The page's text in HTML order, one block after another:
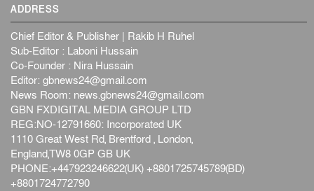
ADDRESS
Chief Editor & Publisher | Rakib H Ruhel
Sub-Editor : Laboni Hussain
Co-Founder : Nira Hussain
Editor: gbnews24@gmail.com
News Room: news.gbnews24@gmail.com
GBN FXDIGITAL MEDIA GROUP LTD
REG:NO-12791660: Incorporated UK
1110 Great West Rd, Brentford , London,
England,TW8 0GP GB UK
PHONE:+447923246622(UK) +8801725745789(BD)
+8801724772790